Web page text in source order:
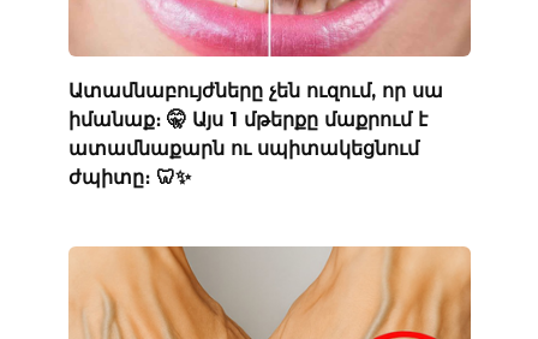
Ատամնաբույժները չեն ուզում, որ սա
իմանաք։ 🤫 Այս 1 մթերքը մաքրում է
ատամնաքարն ու սպիտակեցնում
ժպիտը։ 🦷✨